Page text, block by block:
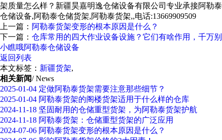
架质量怎么样？新疆昊嘉明逸仓储设备有限公司专业承接阿勒泰
仓储设备,阿勒泰仓储货架,阿勒泰货架,,电话:13669909509
上一篇： 阿勒泰货架变形的根本原因是什么？
下一篇： 仓库常用的四大作业设备设施？它们有啥作用，千万别
小瞧哦阿勒泰仓储设备
返回列表
本文标签： 新疆货架,
相关新闻/ News
2025-01-04 定做阿勒泰货架需要注意那些细节？
2025-01-04 阿勒泰货架的阁楼货架适用于什么样的仓库
2024-11-18 坚固耐用的仓储重型货架，为阿勒泰货架护航
2024-11-18 阿勒泰货架：仓储重型货架的广泛应用
2024-07-06 阿勒泰货架变形的根本原因是什么？